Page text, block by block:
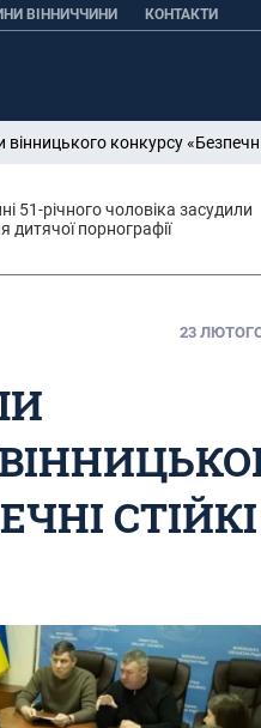
ВІННИЧЧИНИ КОНТАКТИ
конкурсу
51-річного чоловіка засудили
порнографії
23
СТІЙКІ